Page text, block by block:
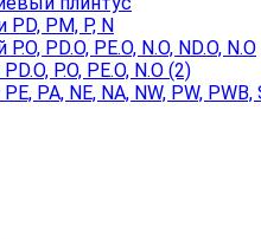
PM, P, N
PD.O, PE.O, N.O, ND.O, N.O
P.O, PE.O, N.O (2)
PA, NE, NA, NW, PW, PWB,